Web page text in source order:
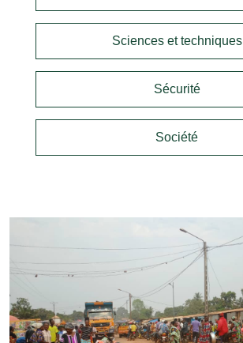
Sciences et techniques
Sécurité
Société